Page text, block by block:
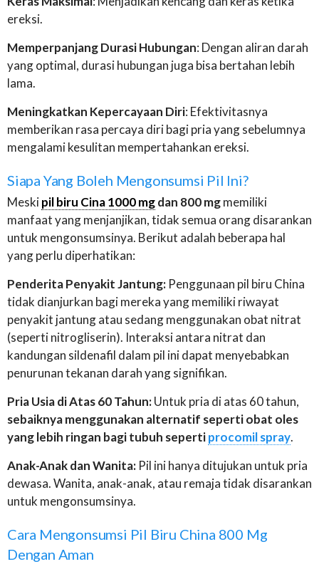
ereksi.
Memperpanjang Durasi Hubungan: Dengan aliran darah
yang optimal, durasi hubungan juga bisa bertahan lebih
lama.
Meningkatkan Kepercayaan Diri: Efektivitasnya
memberikan rasa percaya diri bagi pria yang sebelumnya
mengalami kesulitan mempertahankan ereksi.
Siapa Yang Boleh Mengonsumsi Pil Ini?
Meskipil biru Cina 1000 mgdan 800 mgmemiliki
manfaat yang menjanjikan, tidak semua orang disarankan
untuk mengonsumsinya. Berikut adalah beberapa hal
yang perlu diperhatikan:
Penderita Penyakit Jantung: Penggunaan pil biru China
tidak dianjurkan bagi mereka yang memiliki riwayat
penyakit jantung atau sedang menggunakan obat nitrat
(seperti nitrogliserin). Interaksi antara nitrat dan
kandungan sildenafil dalam pil ini dapat menyebabkan
penurunan tekanan darah yang signifikan.
Pria Usia di Atas 60 Tahun:Untuk pria di atas 60 tahun,
sebaiknya menggunakan alternatif seperti obat oles
yang lebih ringan bagi tubuh sepertiprocomil spray.
Anak-Anak dan Wanita: Pil ini hanya ditujukan untuk pria
dewasa. Wanita, anak-anak, atau remaja tidak disarankan
untuk mengonsumsinya.
Cara Mengonsumsi Pil Biru China 800 Mg
Dengan Aman